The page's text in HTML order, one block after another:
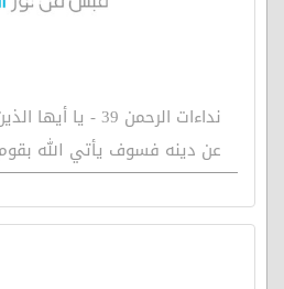
نداءات الرحمن 39 -
عن دينه فسوف يأتي الله